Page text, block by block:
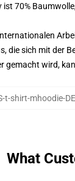
70%
die sich mit
gemacht wird,
t-shirt-mhoodie-
What